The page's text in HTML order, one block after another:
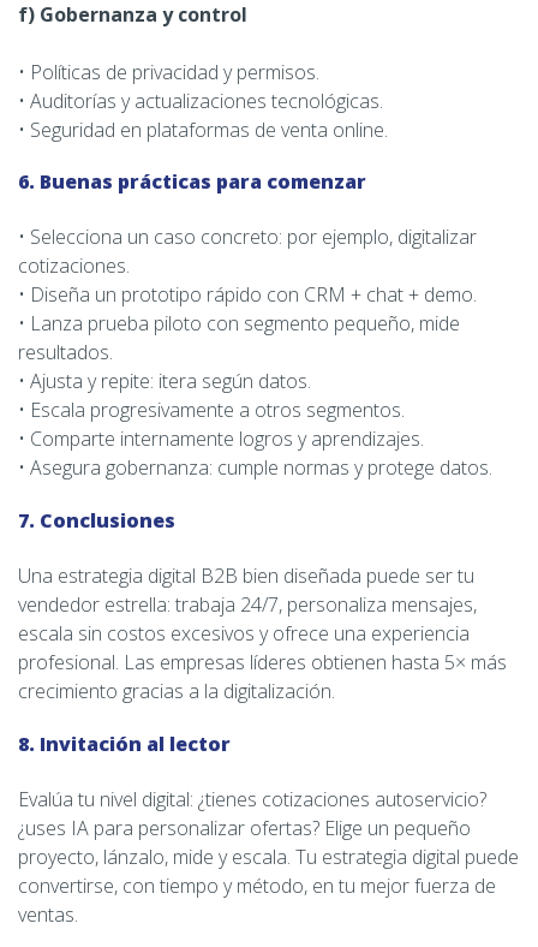
f) Gobernanza y control
• Políticas de privacidad y permisos.
• Auditorías y actualizaciones tecnológicas.
• Seguridad en plataformas de venta online.
6. Buenas prácticas para comenzar
• Selecciona un caso concreto: por ejemplo, digitalizar
cotizaciones.
• Diseña un prototipo rápido con CRM + chat + demo.
• Lanza prueba piloto con segmento pequeño, mide
resultados.
• Ajusta y repite: itera según datos.
• Escala progresivamente a otros segmentos.
• Comparte internamente logros y aprendizajes.
• Asegura gobernanza: cumple normas y protege datos.
7. Conclusiones
Una estrategia digital B2B bien diseñada puede ser tu
vendedor estrella: trabaja 24/7, personaliza mensajes,
escala sin costos excesivos y ofrece una experiencia
profesional. Las empresas líderes obtienen hasta 5× más
crecimiento gracias a la digitalización.
8. Invitación al lector
Evalúa tu nivel digital: ¿tienes cotizaciones autoservicio?
¿uses IA para personalizar ofertas? Elige un pequeño
proyecto, lánzalo, mide y escala. Tu estrategia digital puede
convertirse, con tiempo y método, en tu mejor fuerza de
ventas.